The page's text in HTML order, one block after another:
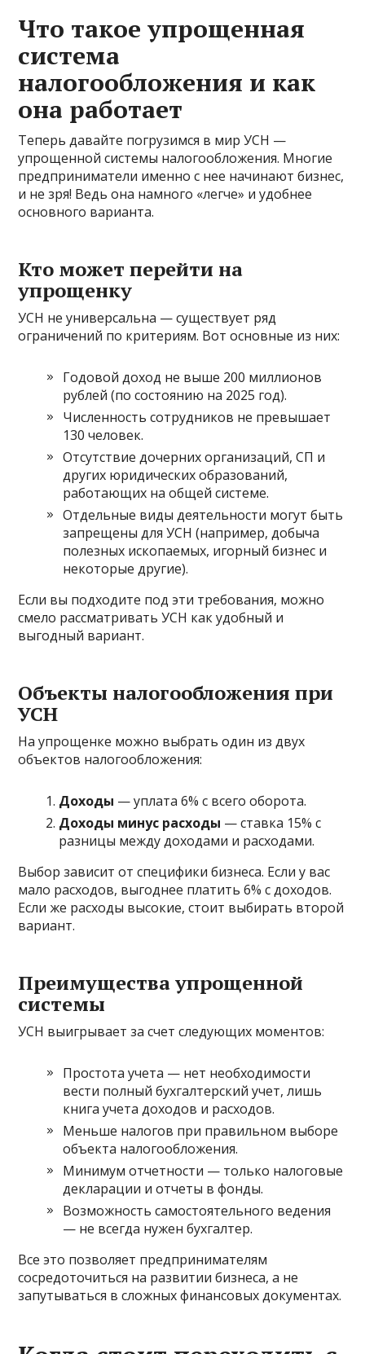
Что такое упрощенная
система
налогообложения и как
она работает
Теперь давайте погрузимся в мир УСН —
упрощенной системы налогообложения. Многие
предприниматели именно с нее начинают бизнес,
и не зря! Ведь она намного «легче» и удобнее
основного варианта.
Кто может перейти на
упрощенку
УСН не универсальна — существует ряд
ограничений по критериям. Вот основные из них:
Годовой доход не выше 200 миллионов
рублей (по состоянию на 2025 год).
Численность сотрудников не превышает
130 человек.
Отсутствие дочерних организаций, СП и
других юридических образований,
работающих на общей системе.
Отдельные виды деятельности могут быть
запрещены для УСН (например, добыча
полезных ископаемых, игорный бизнес и
некоторые другие).
Если вы подходите под эти требования, можно
смело рассматривать УСН как удобный и
выгодный вариант.
Объекты налогообложения при
УСН
На упрощенке можно выбрать один из двух
объектов налогообложения:
Доходы — уплата 6% с всего оборота.
Доходы минус расходы — ставка 15% с
разницы между доходами и расходами.
Выбор зависит от специфики бизнеса. Если у вас
мало расходов, выгоднее платить 6% с доходов.
Если же расходы высокие, стоит выбирать второй
вариант.
Преимущества упрощенной
системы
УСН выигрывает за счет следующих моментов:
Простота учета — нет необходимости
вести полный бухгалтерский учет, лишь
книга учета доходов и расходов.
Меньше налогов при правильном выборе
объекта налогообложения.
Минимум отчетности — только налоговые
декларации и отчеты в фонды.
Возможность самостоятельного ведения
— не всегда нужен бухгалтер.
Все это позволяет предпринимателям
сосредоточиться на развитии бизнеса, а не
запутываться в сложных финансовых документах.